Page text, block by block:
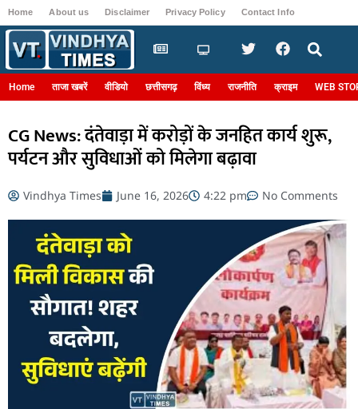
Home About us Disclaimer Privacy Policy Contact Info
Home ताजा खबरें वीडियो छत्तीसगढ़ विंध्य राजनीति क्राइम WEB
CG News: दंतेवाड़ा में करोड़ों के जनहित कार्य शुरू,
पर्यटन और सुविधाओं को मिलेगा बढ़ावा
Vindhya Times June 16, 2026 4:22 pm No Comments